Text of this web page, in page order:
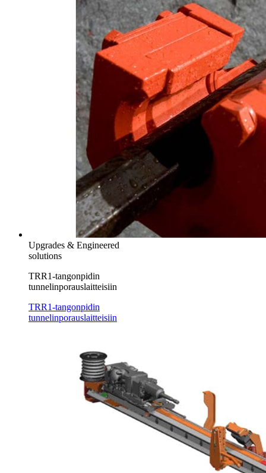
Upgrades & Engineered
solutions
TRR1-tangonpidin
tunnelinporauslaitteisiin
TRR1-tangonpidin
tunnelinporauslaitteisiin